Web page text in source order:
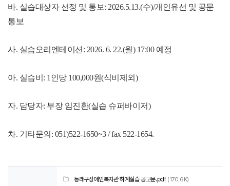
바. 실습대상자 선정 및 통보: 2026.5.13.(수)/개인유선 및 공문
통보
사. 실습오리엔테이션: 2026. 6. 22.(월) 17:00 예정
아. 실습비: 1인당 100,000원(식비제외)
자. 담당자: 부장 임진환(실습 슈퍼바이저)
차. 기타문의: 051)522-1650~3 / fax 522-1654.
동래구장애인복지관 하계실습 공고문.pdf (170.6K)